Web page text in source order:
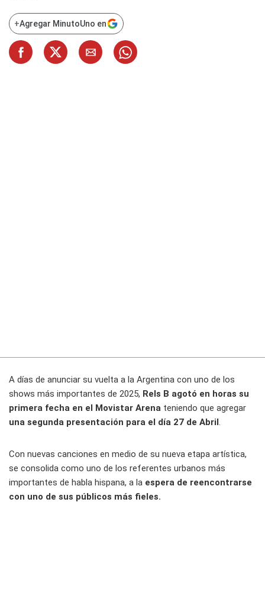
+Agregar MinutoUno en
A días de anunciar su vuelta a la Argentina con uno de los
shows más importantes de 2025, Rels B agotó en horas su
primera fecha en el Movistar Arena teniendo que agregar
una segunda presentación para el día 27 de Abril.
Con nuevas canciones en medio de su nueva etapa artística,
se consolida como uno de los referentes urbanos más
importantes de habla hispana, a la espera de reencontrarse
con uno de sus públicos más fieles.